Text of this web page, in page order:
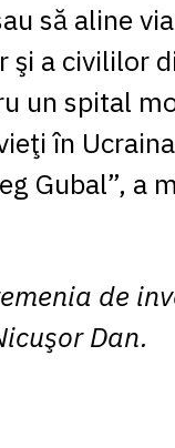
să aline
a civililor
un spital
în
Gubal”, a
de
Dan.